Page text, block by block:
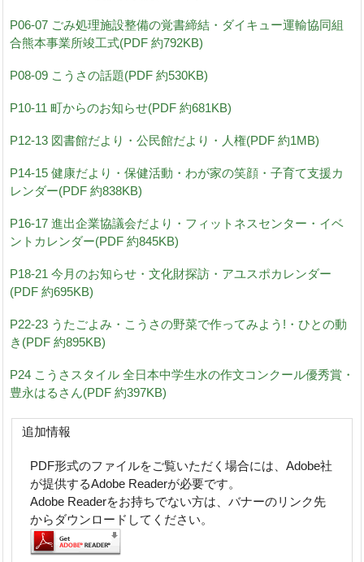
P06-07 ごみ処理施設整備の覚書締結・ダイキュー運輸協同組
合熊本事業所竣工式(PDF 約792KB)
P08-09 こうさの話題(PDF 約530KB)
P10-11 町からのお知らせ(PDF 約681KB)
P12-13 図書館だより・公民館だより・人権(PDF 約1MB)
P14-15 健康だより・保健活動・わが家の笑顔・子育て支援カ
レンダー(PDF 約838KB)
P16-17 進出企業協議会だより・フィットネスセンター・イベ
ントカレンダー(PDF 約845KB)
P18-21 今月のお知らせ・文化財探訪・アユスポカレンダー
(PDF 約695KB)
P22-23 うたごよみ・こうさの野菜で作ってみよう!・ひとの動
き(PDF 約895KB)
P24 こうさスタイル 全日本中学生水の作文コンクール優秀賞・
豊永はるさん(PDF 約397KB)
追加情報
PDF形式のファイルをご覧いただく場合には、Adobe社
が提供するAdobe Readerが必要です。
Adobe Readerをお持ちでない方は、バナーのリンク先
からダウンロードしてください。